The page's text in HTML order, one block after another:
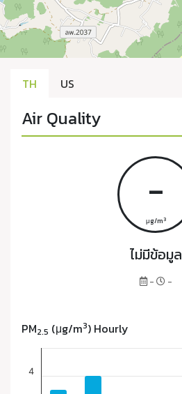
TH US
Air Quality
-
μg/m3
ไม่มีข้อมูล
- -
PM2.5 (μg/m3) Hourly